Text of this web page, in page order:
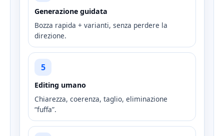
Generazione guidata
Bozza rapida + varianti, senza perdere la
direzione.
5
Editing umano
Chiarezza, coerenza, taglio, eliminazione
“fuffa”.